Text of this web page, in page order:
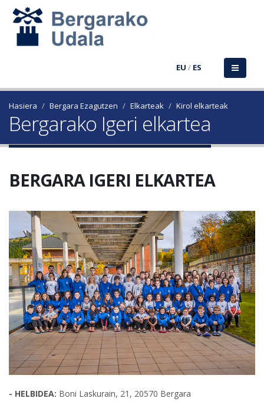
EU / ES
Hasiera Bergara Ezagutzen Elkarteak Kirol elkarteak
Bergarako Igeri elkartea
BERGARA IGERI ELKARTEA
- HELBIDEA: Boni Laskurain, 21, 20570 Bergara